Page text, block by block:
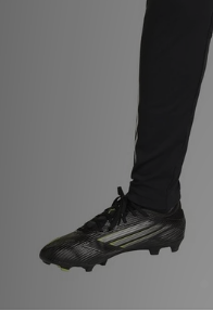
Geschenkgutschein
Blog